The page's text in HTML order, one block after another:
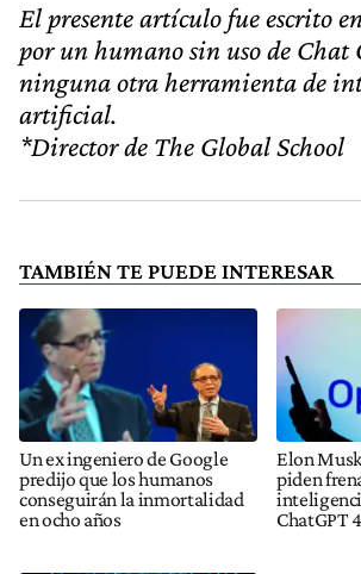
El presente artículo fue escrito
por un humano sin uso de Chat
ninguna otra herramienta de
artificial.
*Director de The Global School
TAMBIÉN TE PUEDE INTERESAR
Un ex ingeniero de Google
predijo que los humanos
conseguirán la inmortalidad
en ocho años
Elon
piden
ChatGPT 4